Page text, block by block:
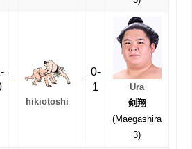
hikiotoshi
0-
1
Ura
剣翔
(Maegashira
3)